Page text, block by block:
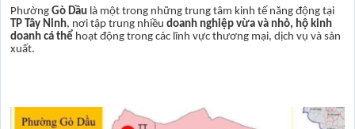
Phường Gò Dầu là một trong những trung tâm kinh tế năng động tại
TP Tây Ninh, nơi tập trung nhiều doanh nghiệp vừa và nhỏ, hộ kinh
doanh cá thể hoạt động trong các lĩnh vực thương mại, dịch vụ và sản
xuất.